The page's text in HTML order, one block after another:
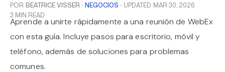
POR BEATRICE VISSER · NEGOCIOS · UPDATED MAR 30, 2026
3 MIN READ
Aprende a unirte rápidamente a una reunión de WebEx
con esta guía. Incluye pasos para escritorio, móvil y
teléfono, además de soluciones para problemas
comunes.